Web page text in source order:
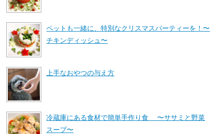
ペットも一緒に、特別なクリスマスパーティーを！〜
チキンディッシュ〜
上手なおやつの与え方
冷蔵庫にある食材で簡単手作り食 〜ササミと野菜
スープ〜